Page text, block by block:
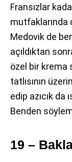
Fransızlar
mutfaklarında
Medovik de
açıldıktan
özel bir krema
tatlısının
edip azıcık da
Benden
19 –